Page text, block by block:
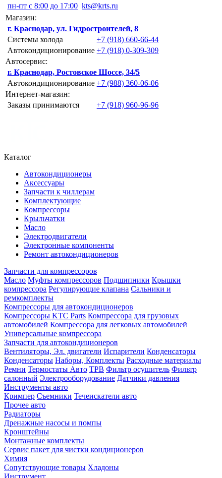
пн-пт с 8:00 до 17:00 kts@krts.ru
Магазин:
г. Краснодар, ул. Гидростроителей, 8
Системы холода
+7 (918) 660-66-44
Автокондиционирование +7 (918) 0-309-309
Автосервис:
г. Краснодар, Ростовское Шоссе, 34/5
Автокондиционирование +7 (988) 360-06-06
Интернет-магазин:
Заказы принимаются
+7 (918) 960-96-96
Каталог
Автокондиционеры
Аксессуары
Запчасти к чиллерам
Комплектующие
Компрессоры
Крыльчатки
Масло
Электродвигатели
Электронные компоненты
Ремонт автокондиционеров
Запчасти для компрессоров
Масло Муфты компрессоров Подшипники Крышки
компрессора Регулирующие клапана Сальники и
ремкомплекты
Компрессоры для автокондиционеров
Компрессоры KTC Parts Компрессора для грузовых
автомобилей Компрессора для легковых автомобилей
Универсальные компрессора
Запчасти для автокондиционеров
Вентиляторы, Эл. двигатели Испарители Конденсаторы
Конденсаторы Наборы, Комплекты Расходные материалы
Ремни Термостаты Авто ТРВ Фильтр осушитель Фильтр
салонный Электрооборудование Датчики давления
Инструменты авто
Кримпер Съемники Течеискатели авто
Прочее авто
Радиаторы
Дренажные насосы и помпы
Кронштейны
Монтажные комплекты
Сервис пакет для чистки кондиционеров
Химия
Сопутствующие товары Хладоны
Инструмент